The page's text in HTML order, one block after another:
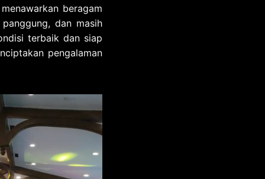
beragam
dan masih
terbaik dan siap
pengalaman